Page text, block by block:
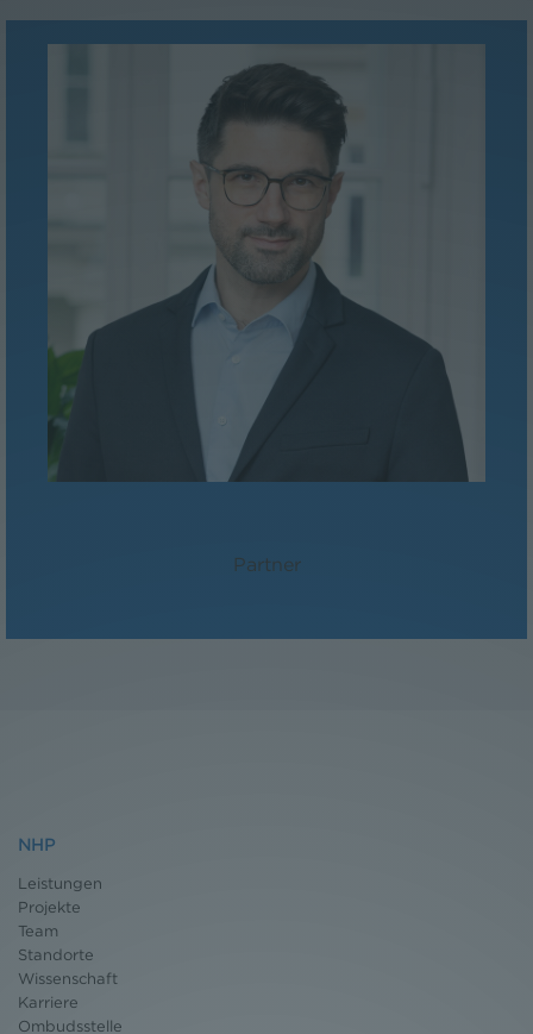
Partner
NHP
Leistungen
Projekte
Team
Standorte
Wissenschaft
Karriere
Ombudsstelle